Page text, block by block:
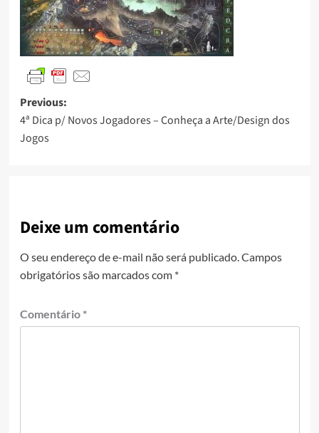
Previous:
4ª Dica p/ Novos Jogadores – Conheça a Arte/Design dos
Jogos
Deixe um comentário
O seu endereço de e-mail não será publicado. Campos
obrigatórios são marcados com *
Comentário *